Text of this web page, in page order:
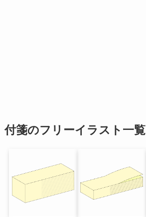
付箋のフリーイラスト一覧